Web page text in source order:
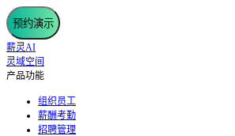
预约演示
薪灵AI
灵域空间
产品功能
组织员工
薪酬考勤
招聘管理